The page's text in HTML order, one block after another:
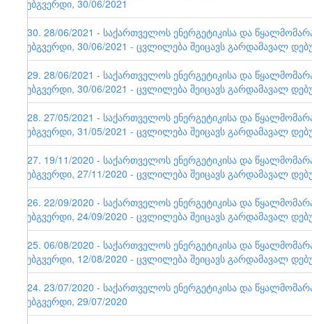
ვებგვერდი, 30/06/2021
130. 28/06/2021 - საქართველოს ენერგეტიკისა და
ვებგვერდი, 30/06/2021 - ცვლილება შეიცავს გარდამავალ
129. 28/06/2021 - საქართველოს ენერგეტიკისა და
ვებგვერდი, 30/06/2021 - ცვლილება შეიცავს გარდამავალ
128. 27/05/2021 - საქართველოს ენერგეტიკისა და
ვებგვერდი, 31/05/2021 - ცვლილება შეიცავს გარდამავალ
127. 19/11/2020 - საქართველოს ენერგეტიკისა და
ვებგვერდი, 27/11/2020 - ცვლილება შეიცავს გარდამავალ
126. 22/09/2020 - საქართველოს ენერგეტიკისა და
ვებგვერდი, 24/09/2020 - ცვლილება შეიცავს გარდამავალ
125. 06/08/2020 - საქართველოს ენერგეტიკისა და
ვებგვერდი, 12/08/2020 - ცვლილება შეიცავს გარდამავალ
124. 23/07/2020 - საქართველოს ენერგეტიკისა და
ვებგვერდი, 29/07/2020